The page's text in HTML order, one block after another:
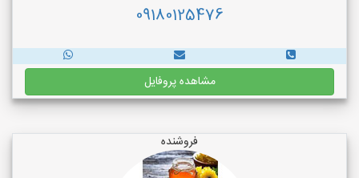
09180125476
مشاهده پروفایل
فروشنده